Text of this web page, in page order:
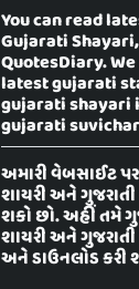
You can read
Gujarati
QuotesDiary.
latest gujarati
gujarati shayari
gujarati
અમારી વેબસાઈટ
શાયરી અને
શકો છો. અહીં તમે
શાયરી અને
અને ડાઉનલોડ કરી